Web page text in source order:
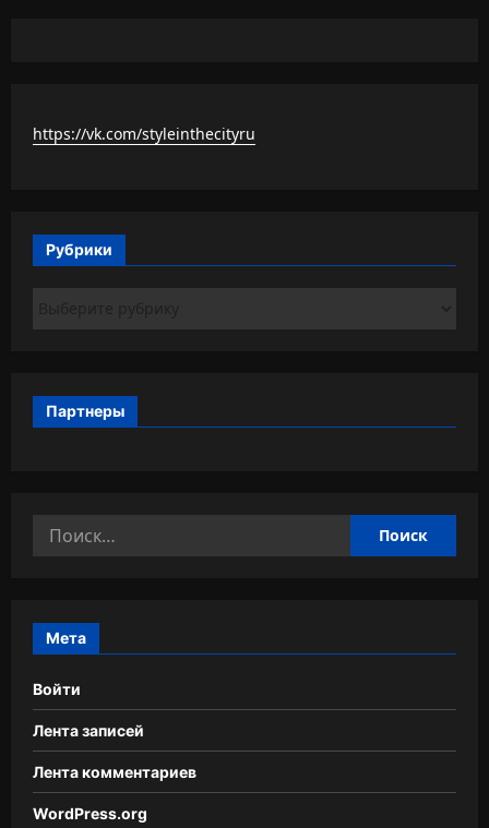
https://vk.com/styleinthecityru
Рубрики
Партнеры
Найти:
Мета
Войти
Лента записей
Лента комментариев
WordPress.org